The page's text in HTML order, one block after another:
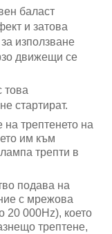
баласт
и затова
използване
движещи се
това
стартират.
трептенето на
им към
трепти в
подава на
с мрежова
20 000Hz), което
трептене,